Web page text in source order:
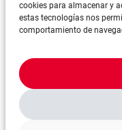
cookies para almacenar y
estas tecnologías nos
comportamiento de
©FeSMCUGT 2024